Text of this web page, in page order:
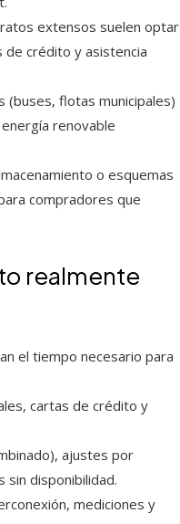
extensos suelen optar
de crédito y asistencia
(buses, flotas municipales)
renovable
o esquemas
compradores que
realmente
el tiempo necesario para
cartas de crédito y
ajustes por
sin disponibilidad.
mediciones y